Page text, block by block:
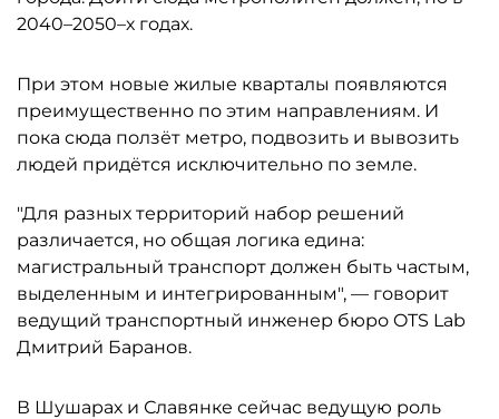
2040–2050–х годах.
При этом новые жилые кварталы появляются
преимущественно по этим направлениям. И
пока сюда ползёт метро, подвозить и вывозить
людей придётся исключительно по земле.
"Для разных территорий набор решений
различается, но общая логика едина:
магистральный транспорт должен быть частым,
выделенным и интегрированным", — говорит
ведущий транспортный инженер бюро OTS Lab
Дмитрий Баранов.
В Шушарах и Славянке сейчас ведущую роль